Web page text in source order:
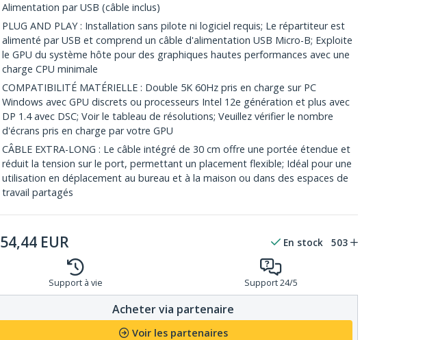
Alimentation par USB (câble inclus)
PLUG AND PLAY : Installation sans pilote ni logiciel requis; Le répartiteur est
alimenté par USB et comprend un câble d'alimentation USB Micro-B; Exploite
le GPU du système hôte pour des graphiques hautes performances avec une
charge CPU minimale
COMPATIBILITÉ MATÉRIELLE : Double 5K 60Hz pris en charge sur PC
Windows avec GPU discrets ou processeurs Intel 12e génération et plus avec
DP 1.4 avec DSC; Voir le tableau de résolutions; Veuillez vérifier le nombre
d'écrans pris en charge par votre GPU
CÂBLE EXTRA-LONG : Le câble intégré de 30 cm offre une portée étendue et
réduit la tension sur le port, permettant un placement flexible; Idéal pour une
utilisation en déplacement au bureau et à la maison ou dans des espaces de
travail partagés
54,44 EUR En stock 503
Support à vie Support 24/5
Acheter via partenaire
Voir les partenaires